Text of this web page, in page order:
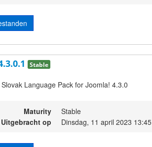
Stable
Language Pack for Joomla! 4.3.0
Maturity
Stable
Uitgebracht op
Dinsdag, 11 april 2023 13:45